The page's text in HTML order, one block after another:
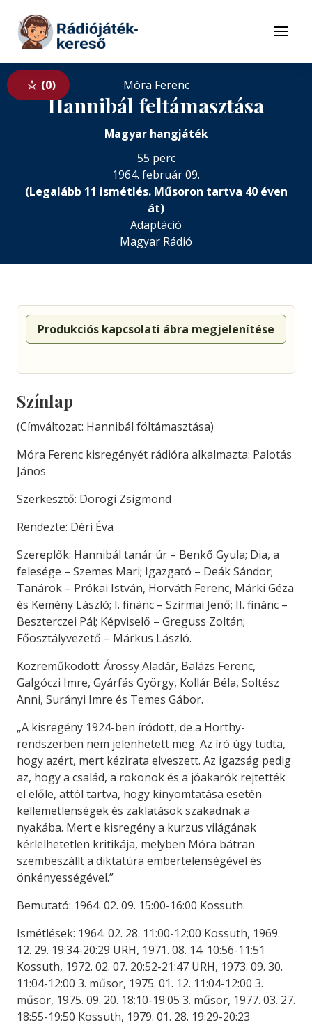
Tovább a tartalomhoz
Menü
0 Móra Ferenc
Hannibál feltámasztása
Magyar hangjáték
55 perc
1964. február 09.
(Legalább 11 ismétlés. Műsoron tartva 40 éven
át)
Adaptáció
Magyar Rádió
Produkciós kapcsolati ábra megjelenítése
Színlap
(Címváltozat: Hannibál föltámasztása)
Móra Ferenc kisregényét rádióra alkalmazta: Palotás
János
Szerkesztő: Dorogi Zsigmond
Rendezte: Déri Éva
Szereplők: Hannibál tanár úr – Benkő Gyula; Dia, a
felesége – Szemes Mari; Igazgató – Deák Sándor;
Tanárok – Prókai István, Horváth Ferenc, Márki Géza
és Kemény László; I. finánc – Szirmai Jenő; II. finánc –
Beszterczei Pál; Képviselő – Greguss Zoltán;
Főosztályvezető – Márkus László.
Közreműködött: Árossy Aladár, Balázs Ferenc,
Galgóczi Imre, Gyárfás György, Kollár Béla, Soltész
Anni, Surányi Imre és Temes Gábor.
„A kisregény 1924-ben íródott, de a Horthy-
rendszerben nem jelenhetett meg. Az író úgy tudta,
hogy azért, mert kézirata elveszett. Az igazság pedig
az, hogy a család, a rokonok és a jóakarók rejtették
el előle, attól tartva, hogy kinyomtatása esetén
kellemetlenségek és zaklatások szakadnak a
nyakába. Mert e kisregény a kurzus világának
kérlelhetetlen kritikája, melyben Móra bátran
szembeszállt a diktatúra embertelenségével és
önkényességével.”
Bemutató: 1964. 02. 09. 15:00-16:00 Kossuth.
Ismétlések: 1964. 02. 28. 11:00-12:00 Kossuth, 1969.
12. 29. 19:34-20:29 URH, 1971. 08. 14. 10:56-11:51
Kossuth, 1972. 02. 07. 20:52-21:47 URH, 1973. 09. 30.
11:04-12:00 3. műsor, 1975. 01. 12. 11:04-12:00 3.
műsor, 1975. 09. 20. 18:10-19:05 3. műsor, 1977. 03. 27.
18:55-19:50 Kossuth, 1979. 01. 28. 19:29-20:23